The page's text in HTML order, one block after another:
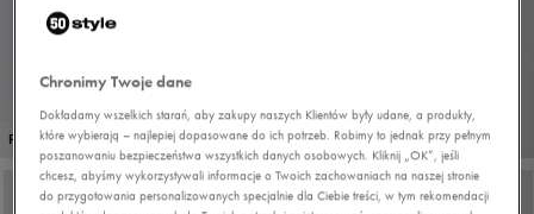
PROMO: DO -30% 1/6
Chronimy Twoje dane
Dokładamy wszelkich starań, aby zakupy naszych Klientów były udane, a produkty,
które wybierają – najlepiej dopasowane do ich potrzeb. Robimy to jednak przy pełnym
poszanowaniu bezpieczeństwa wszystkich danych osobowych. Kliknij „OK”, jeśli
chcesz, abyśmy wykorzystywali informacje o Twoich zachowaniach na naszej stronie
do przygotowania personalizowanych specjalnie dla Ciebie treści, w tym rekomendacji